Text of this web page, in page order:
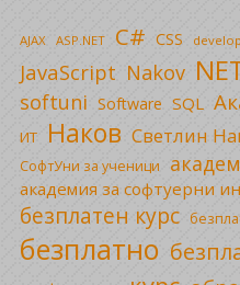
AJAX ASP.NET C# CSS
JavaScript Nakov
softuni Software SQL
ИТ Наков Светлин
СофтУни за ученици
академия за софтуерни
безплатен курс
безплатно